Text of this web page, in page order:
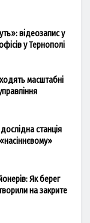
відеозапис у
у Тернополі
масштабні
станція
Як берег
на закрите